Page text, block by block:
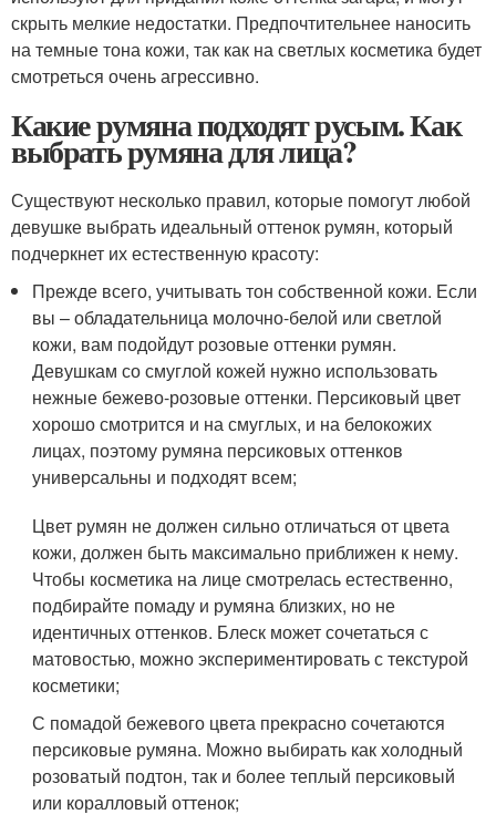
скрыть мелкие недостатки. Предпочтительнее наносить
на темные тона кожи, так как на светлых косметика будет
смотреться очень агрессивно.
Какие румяна подходят русым. Как
выбрать румяна для лица?
Существуют несколько правил, которые помогут любой
девушке выбрать идеальный оттенок румян, который
подчеркнет их естественную красоту:
Прежде всего, учитывать тон собственной кожи. Если
вы – обладательница молочно-белой или светлой
кожи, вам подойдут розовые оттенки румян.
Девушкам со смуглой кожей нужно использовать
нежные бежево-розовые оттенки. Персиковый цвет
хорошо смотрится и на смуглых, и на белокожих
лицах, поэтому румяна персиковых оттенков
универсальны и подходят всем;
Цвет румян не должен сильно отличаться от цвета
кожи, должен быть максимально приближен к нему.
Чтобы косметика на лице смотрелась естественно,
подбирайте помаду и румяна близких, но не
идентичных оттенков. Блеск может сочетаться с
матовостью, можно экспериментировать с текстурой
косметики;
С помадой бежевого цвета прекрасно сочетаются
персиковые румяна. Можно выбирать как холодный
розоватый подтон, так и более теплый персиковый
или коралловый оттенок;